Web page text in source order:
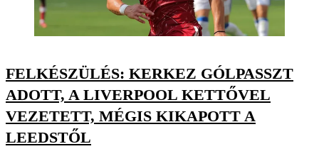
FELKÉSZÜLÉS: KERKEZ GÓLPASSZT
ADOTT, A LIVERPOOL KETTŐVEL
VEZETETT, MÉGIS KIKAPOTT A
LEEDSTŐL